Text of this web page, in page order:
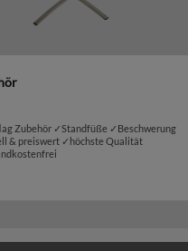
Zubehör ✓Standfüße ✓Beschwerung
& preiswert ✓höchste Qualität